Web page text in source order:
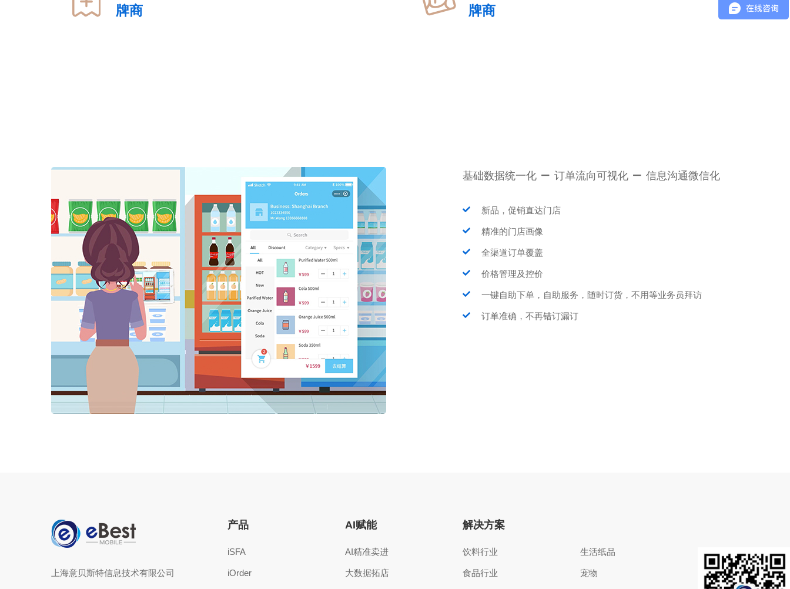
牌商
牌商
基础数据统一化 订单流向可视化 信息沟通微信化
新品，促销直达门店
精准的门店画像
全渠道订单覆盖
价格管理及控价
一键自助下单，自助服务，随时订货，不用等业务员拜访
订单准确，不再错订漏订
上海意贝斯特信息技术有限公司
产品
iSFA
iOrder
AI赋能
AI精准卖进
大数据拓店
解决方案
饮料行业
食品行业
生活纸品
宠物